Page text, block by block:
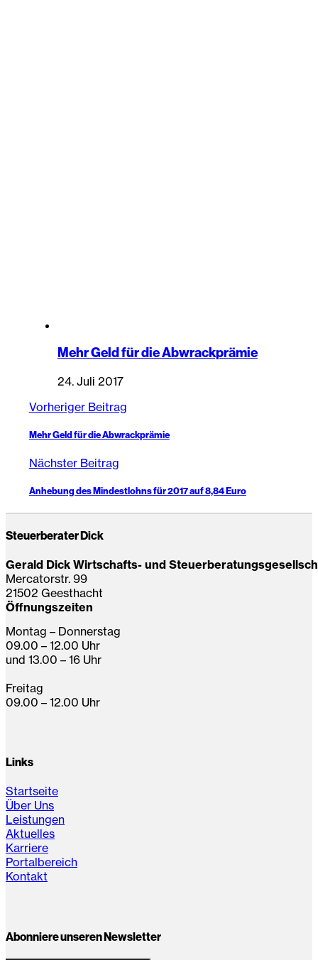
Mehr Geld für die Abwrackprämie
24. Juli 2017
Vorheriger Beitrag
Mehr Geld für die Abwrackprämie
Nächster Beitrag
Anhebung des Mindestlohns für 2017 auf 8,84 Euro
Steuerberater Dick
Gerald Dick Wirtschafts- und
Mercatorstr. 99
21502 Geesthacht
Öffnungszeiten
Montag – Donnerstag
09.00 – 12.00 Uhr
und 13.00 – 16 Uhr
Freitag
09.00 – 12.00 Uhr
Links
Startseite
Über Uns
Leistungen
Aktuelles
Karriere
Portalbereich
Kontakt
Abonniere unseren Newsletter